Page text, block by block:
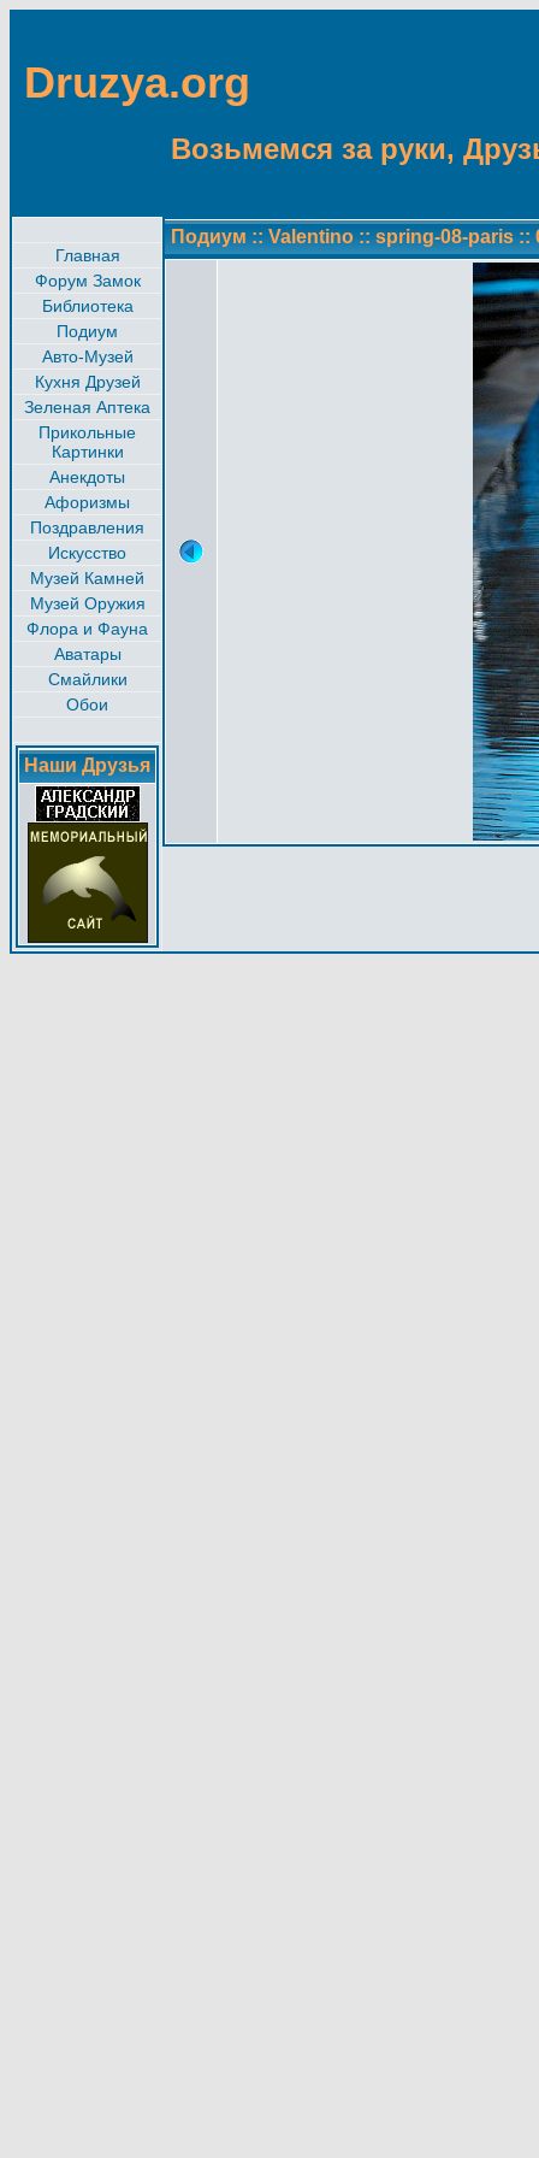
Druzya.org
Возьмемся за руки,
Главная
Форум Замок
Библиотека
Подиум
Авто-Музей
Кухня Друзей
Зеленая Аптека
Прикольные
Картинки
Анекдоты
Афоризмы
Поздравления
Искусство
Музей Камней
Музей Оружия
Флора и Фауна
Аватары
Смайлики
Обои
Наши Друзья
Подиум :: Valentino :: spring-08-paris ::